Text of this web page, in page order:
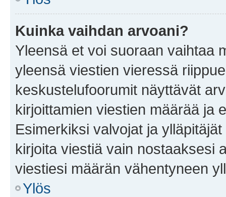
Kuinka vaihdan arvoani?
Yleensä et voi suoraan vaihtaa
yleensä viestien vieressä
keskustelufoorumit näyttävät
kirjoittamien viestien määrää ja
Esimerkiksi valvojat ja
kirjoita viestiä vain nostaaksesi
viestiesi määrän vähentyneen
Ylös